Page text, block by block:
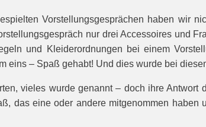
Vor­stellungsgesprächen haben wir
nur drei Accessoires und
und Kleiderordnungen bei einem
eins – Spaß gehabt! Und dies wurde bei
vieles wurde genannt – doch ihre Antwort
das eine oder andere mitgenommen